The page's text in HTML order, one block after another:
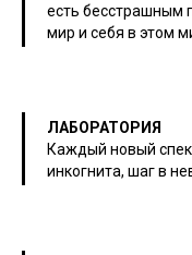
есть бесстрашным
мир и себя в этом
ЛАБОРАТОРИЯ
Каждый новый
инкогнита, шаг в